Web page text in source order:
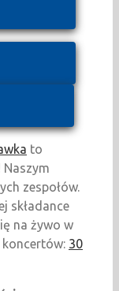
to
zespołów.
składance
na żywo w
30